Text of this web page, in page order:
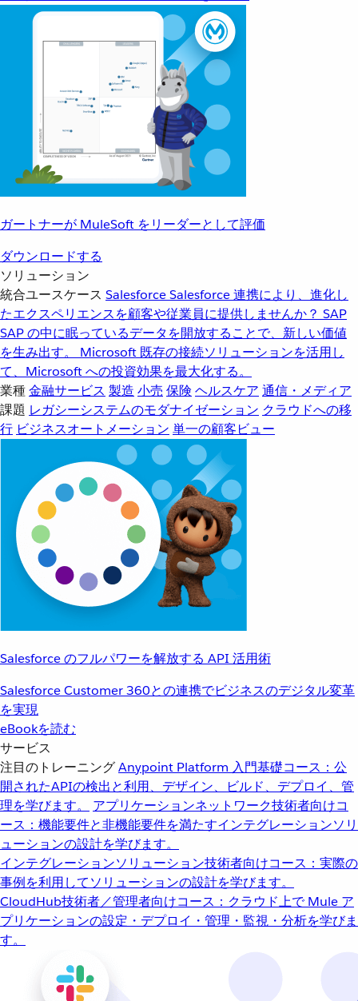
ガートナーが MuleSoft をリーダーとして評価
ダウンロードする
ソリューション
統合ユースケース SalesforceSalesforce 連携により、進化し
たエクスペリエンスを顧客や従業員に提供しませんか？ SAP
SAP の中に眠っているデータを開放することで、新しい価値
を生み出す。
Microsoft 既存の接続ソリューションを活用し
て、Microsoft への投資効果を最大化する。
業種金融サービス 製造 小売 保険 ヘルスケア 通信・メディア
課題 レガシーシステムのモダナイゼーション クラウドへの移
行 ビジネスオートメーション 単一の顧客ビュー
Salesforce のフルパワーを解放する API 活用術
Salesforce Customer 360との連携でビジネスのデジタル変革
を実現
eBookを読む
サービス
注目のトレーニングAnypoint Platform 入門基礎コース：公
開されたAPIの検出と利用、デザイン、ビルド、デプロイ、管
理を学びます。
アプリケーションネットワーク技術者向けコ
ース：機能要件と非機能要件を満たすインテグレーションソリ
ューションの設計を学びます。
インテグレーションソリューション技術者向けコース：実際の
事例を利用してソリューションの設計を学びます。
CloudHub技術者／管理者向けコース：クラウド上で Mule ア
プリケーションの設定・デプロイ・管理・監視・分析を学びま
す。